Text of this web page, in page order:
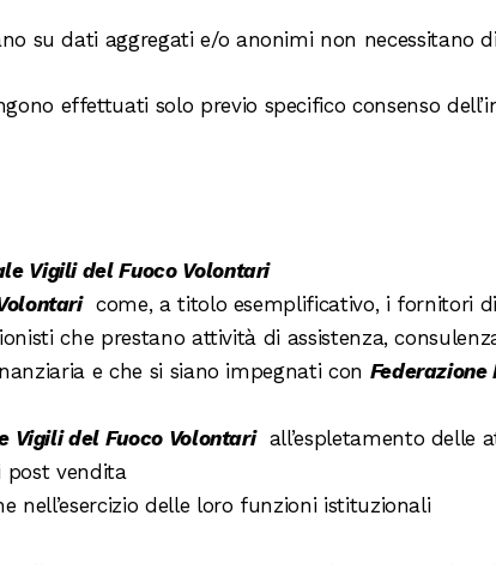
su dati aggregati e/o anonimi non necessitano
effettuati solo previo specifico consenso
Vigili del Fuoco Volontari
come, a titolo esemplificativo, i fornitori
che prestano attività di assistenza,
e che si siano impegnati con
Vigili del Fuoco Volontari all’espletamento delle
post vendita
delle loro funzioni istituzionali